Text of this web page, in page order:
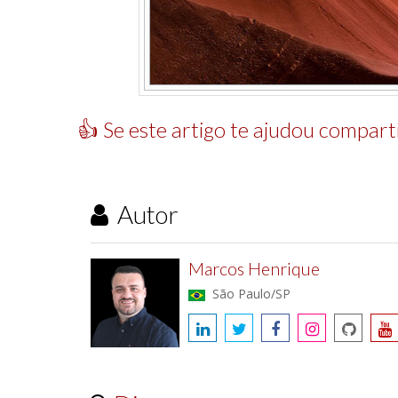
👍 Se este artigo te ajudou
Autor
Marcos Henrique
São Paulo/SP